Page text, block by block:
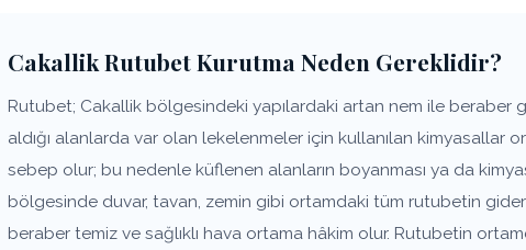
Cakallik Rutubet Kurutma Neden Gereklidir?
Rutubet; Cakallik bölgesindeki yapılardaki artan nem ile beraber
aldığı alanlarda var olan lekelenmeler için kullanılan kimyasallar
sebep olur; bu nedenle küflenen alanların boyanması ya da
bölgesinde duvar, tavan, zemin gibi ortamdaki tüm rutubetin
beraber temiz ve sağlıklı hava ortama hâkim olur. Rutubetin